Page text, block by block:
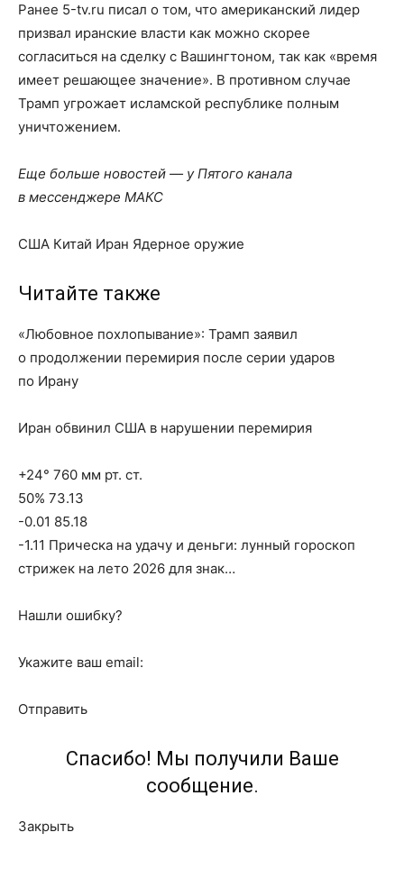
Ранее 5-tv.ru писал о том, что американский лидер
призвал иранские власти как можно скорее
согласиться на сделку с Вашингтоном, так как «время
имеет решающее значение». В противном случае
Трамп угрожает исламской республике полным
уничтожением.
Еще больше новостей — у Пятого канала
в мессенджере МАКС
США Китай Иран Ядерное оружие
Читайте также
«Любовное похлопывание»: Трамп заявил
о продолжении перемирия после серии ударов
по Ирану
Иран обвинил США в нарушении перемирия
+24° 760 мм рт. ст.
50% 73.13
-0.01 85.18
-1.11 Прическа на удачу и деньги: лунный гороскоп
стрижек на лето 2026 для знак…
Нашли ошибку?
Укажите ваш email:
Отправить
Спасибо! Мы получили Ваше
сообщение.
Закрыть